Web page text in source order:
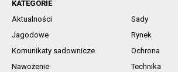
KATEGORIE
Aktualności
Sady
Jagodowe
Rynek
Komunikaty sadownicze
Ochrona
Nawożenie
Technika